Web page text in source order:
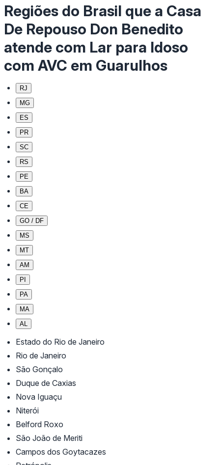
Regiões do Brasil que a Casa
De Repouso Don Benedito
atende com Lar para Idoso
com AVC em Guarulhos
RJ
MG
ES
PR
SC
RS
PE
BA
CE
GO / DF
MS
MT
AM
PI
PA
MA
AL
Estado do Rio de Janeiro
Rio de Janeiro
São Gonçalo
Duque de Caxias
Nova Iguaçu
Niterói
Belford Roxo
São João de Meriti
Campos dos Goytacazes